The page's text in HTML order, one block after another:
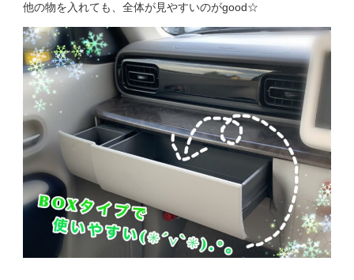
他の物を入れても、全体が見やすいのがgood☆